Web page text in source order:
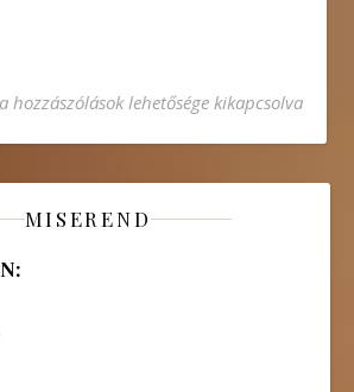
Önkéntes beteglátogatói képzés bejegyzéshez
a hozzászólások lehetősége kikapcsolva
MISEREND